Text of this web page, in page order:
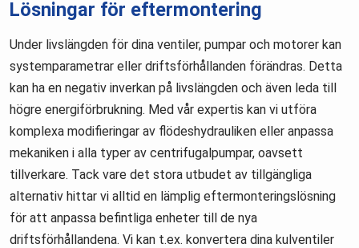
Lösningar för eftermontering
Under livslängden för dina ventiler, pumpar och motorer kan
systemparametrar eller driftsförhållanden förändras. Detta
kan ha en negativ inverkan på livslängden och även leda till
högre energiförbrukning. Med vår expertis kan vi utföra
komplexa modifieringar av flödeshydrauliken eller anpassa
mekaniken i alla typer av centrifugalpumpar, oavsett
tillverkare. Tack vare det stora utbudet av tillgängliga
alternativ hittar vi alltid en lämplig eftermonteringslösning
för att anpassa befintliga enheter till de nya
driftsförhållandena. Vi kan t.ex. konvertera dina kulventiler